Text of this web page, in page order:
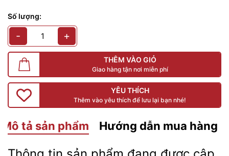
Số lượng:
- +
THÊM VÀO GIỎ
Giao hàng tận nơi miễn phí
YÊU THÍCH
Thêm vào yêu thích để lưu lại bạn nhé!
Mô tả sản phẩm Hướng dẫn mua hàng